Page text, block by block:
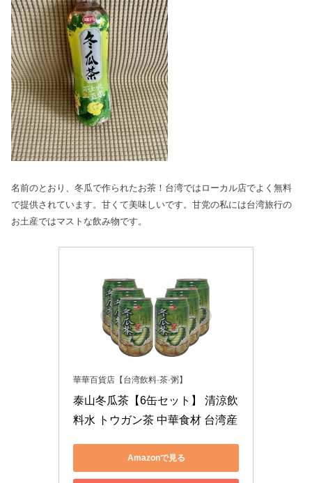
名前のとおり、冬瓜で作られたお茶！台湾ではローカル店でよく無料
で提供されています。甘くて美味しいです。甘党の私には台湾旅行の
お土産ではマストな飲み物です。
華華百貨店【台湾飲料·茶·粥】
泰山冬瓜茶【6缶セット】 清涼飲
料水 トウガン茶 中華食材 台湾産
Amazonで見る